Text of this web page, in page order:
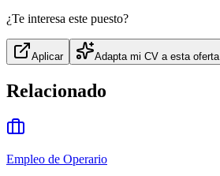
¿Te interesa este puesto?
Aplicar Adapta mi CV a esta oferta
Relacionado
Empleo de Operario